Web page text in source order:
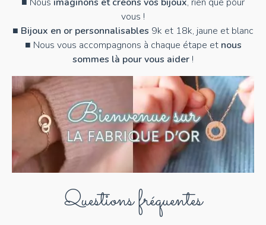
Questions fréquentes
vous !
■ Bijoux en or personnalisables 9k et 18k, jaune et blanc
■ Nous vous accompagnons à chaque étape et nous
sommes là pour vous aider !